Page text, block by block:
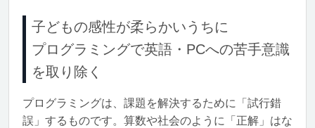
子どもの感性が柔らかいうちに
プログラミングで英語・PCへの苦手意識
を取り除く
プログラミングは、課題を解決するために「試行錯
誤」するものです。算数や社会のように「正解」はな